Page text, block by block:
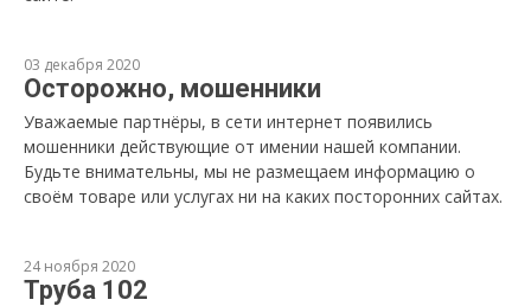
03 декабря 2020
Осторожно, мошенники
Уважаемые партнёры, в сети интернет появились
мошенники действующие от имении нашей компании.
Будьте внимательны, мы не размещаем информацию о
своём товаре или услугах ни на каких посторонних сайтах.
24 ноября 2020
Труба 102